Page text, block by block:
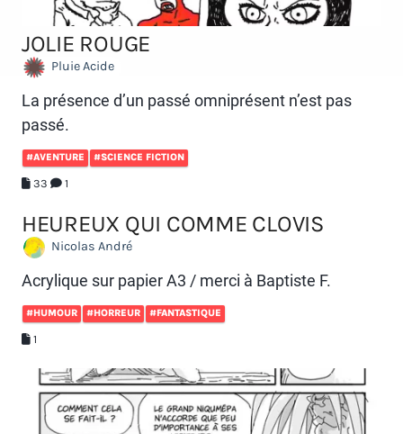
JOLIE ROUGE
Pluie Acide
La présence d’un passé omniprésent n’est pas
passé.
#AVENTURE #SCIENCE FICTION
33 1
HEUREUX QUI COMME CLOVIS
Nicolas André
Acrylique sur papier A3 / merci à Baptiste F.
#HUMOUR #HORREUR #FANTASTIQUE
1